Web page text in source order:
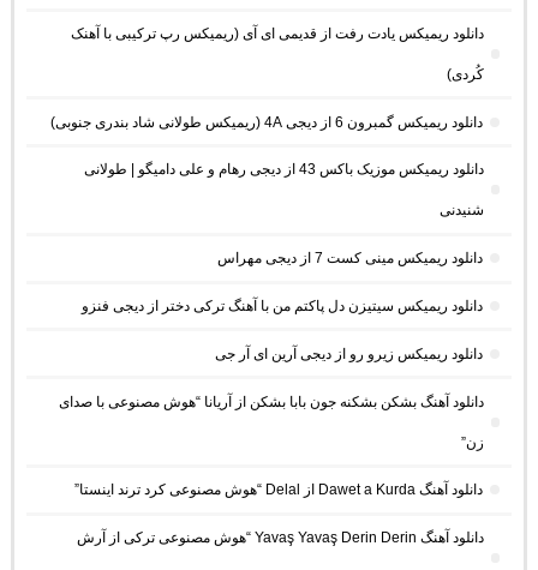
دانلود ریمیکس یادت رفت از قدیمی ای آی (ریمیکس رپ ترکیبی با آهنک
کُردی)
دانلود ریمیکس گمبرون 6 از دیجی 4A (ریمیکس طولانی شاد بندری جنوبی)
دانلود ریمیکس موزیک باکس 43 از دیجی رهام و علی دامیگو | طولانی
شنیدنی
دانلود ریمیکس مینی کست 7 از دیجی مهراس
دانلود ریمیکس سیتیزن دل پاکتم من با آهنگ ترکی دختر از دیجی فنزو
دانلود ریمیکس زیرو رو از دیجی آرین ای آر جی
دانلود آهنگ بشکن بشکنه جون بابا بشکن از آریانا “هوش مصنوعی با صدای
زن”
دانلود آهنگ Dawet a Kurda از Delal “هوش مصنوعی کرد ترند اینستا”
دانلود آهنگ Yavaş Yavaş Derin Derin “هوش مصنوعی ترکی از آرش